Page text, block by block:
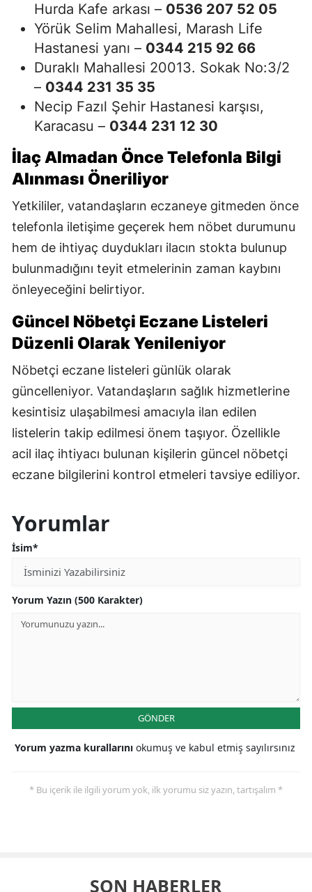
Hurda Kafe arkası – 0536 207 52 05
Yörük Selim Mahallesi, Marash Life
Hastanesi yanı – 0344 215 92 66
Duraklı Mahallesi 20013. Sokak No:3/2
– 0344 231 35 35
Necip Fazıl Şehir Hastanesi karşısı,
Karacasu – 0344 231 12 30
İlaç Almadan Önce Telefonla Bilgi
Alınması Öneriliyor
Yetkililer, vatandaşların eczaneye gitmeden önce
telefonla iletişime geçerek hem nöbet durumunu
hem de ihtiyaç duydukları ilacın stokta bulunup
bulunmadığını teyit etmelerinin zaman kaybını
önleyeceğini belirtiyor.
Güncel Nöbetçi Eczane Listeleri
Düzenli Olarak Yenileniyor
Nöbetçi eczane listeleri günlük olarak
güncelleniyor. Vatandaşların sağlık hizmetlerine
kesintisiz ulaşabilmesi amacıyla ilan edilen
listelerin takip edilmesi önem taşıyor. Özellikle
acil ilaç ihtiyacı bulunan kişilerin güncel nöbetçi
eczane bilgilerini kontrol etmeleri tavsiye ediliyor.
Yorumlar
İsim*
Yorum Yazın (500 Karakter)
GÖNDER
Yorum yazma kurallarını okumuş ve kabul etmiş sayılırsınız
* Bu içerik ile ilgili yorum yok, ilk yorumu siz yazın, tartışalım *
SON HABERLER